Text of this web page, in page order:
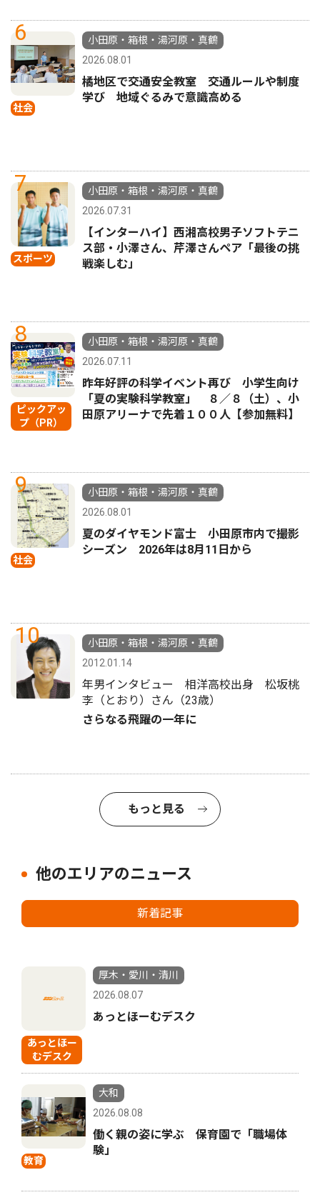
6
社会
小田原・箱根・湯河原・真鶴
2026.08.01
橘地区で交通安全教室 交通ルールや制度
学び 地域ぐるみで意識高める
7
スポーツ
小田原・箱根・湯河原・真鶴
2026.07.31
【インターハイ】西湘高校男子ソフトテニ
ス部・小澤さん、芹澤さんペア「最後の挑
戦楽しむ」
8
ピックアッ
プ（PR）
小田原・箱根・湯河原・真鶴
2026.07.11
昨年好評の科学イベント再び 小学生向け
「夏の実験科学教室」 ８／８（土）、小
田原アリーナで先着１００人【参加無料】
9
社会
小田原・箱根・湯河原・真鶴
2026.08.01
夏のダイヤモンド富士 小田原市内で撮影
シーズン 2026年は8月11日から
10
小田原・箱根・湯河原・真鶴
2012.01.14
年男インタビュー 相洋高校出身 松坂桃
李（とおり）さん（23歳）
さらなる飛躍の一年に
もっと見る
他のエリアのニュース
新着記事
あっとほー
むデスク
厚木・愛川・清川
2026.08.07
あっとほーむデスク
教育
大和
2026.08.08
働く親の姿に学ぶ 保育園で「職場体
験」